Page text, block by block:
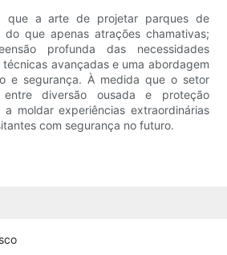
que a arte de projetar parques de
do que apenas atrações chamativas;
profunda das necessidades
avançadas e uma abordagem
e segurança. À medida que o setor
diversão ousada e proteção
a moldar experiências extraordinárias
com segurança no futuro.